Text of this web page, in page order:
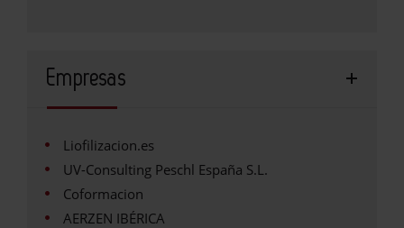
Empresas
Liofilizacion.es
UV-Consulting Peschl España S.L.
Coformacion
AERZEN IBÉRICA